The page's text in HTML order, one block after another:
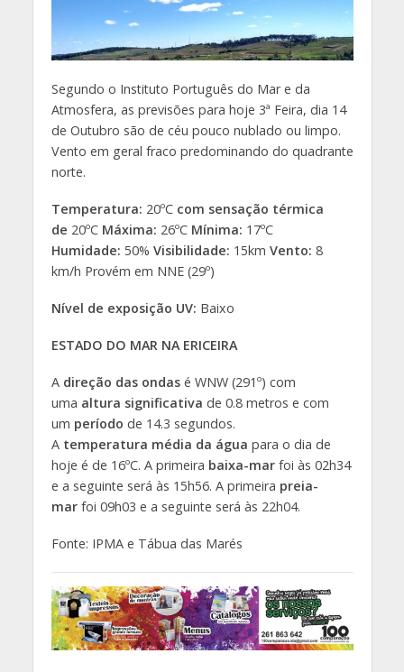
Segundo o Instituto Português do Mar e da
Atmosfera, as previsões para hoje 3ª Feira, dia 14
de Outubro são de céu pouco nublado ou limpo.
Vento em geral fraco predominando do quadrante
norte.
Temperatura: 20ºCcom sensação térmica
de 20ºC Máxima: 26ºC Mínima: 17ºC
Humidade: 50% Visibilidade: 15km Vento: 8
km/h Provém em NNE (29º)
Nível de exposição UV: Baixo
ESTADO DO MAR NA ERICEIRA
A direção das ondas é WNW (291º) com
uma altura significativa de 0.8 metros e com
um período de 14.3 segundos.
A temperatura média da água para o dia de
hoje é de 16ºC. A primeira baixa-mar foi às 02h34
e a seguinte será às 15h56. A primeira preia-
marfoi 09h03 e a seguinte será às 22h04.
Fonte: IPMA e Tábua das Marés